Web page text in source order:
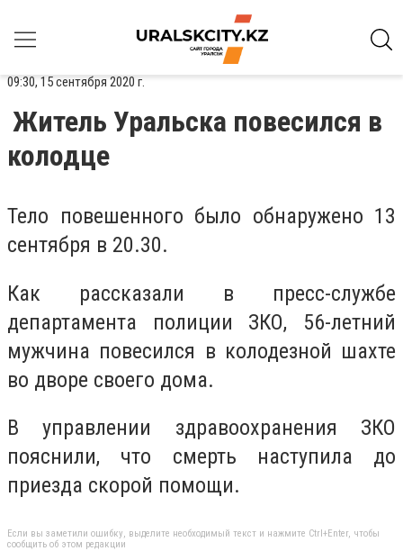
09:30, 15 сентября 2020 г.
Житель Уральска повесился в
колодце
Тело повешенного было обнаружено 13
сентября в 20.30.
Как рассказали в пресс-службе
департамента полиции ЗКО, 56-летний
мужчина повесился в колодезной шахте
во дворе своего дома.
В управлении здравоохранения ЗКО
пояснили, что смерть наступила до
приезда скорой помощи.
Если вы заметили ошибку, выделите необходимый текст и нажмите Ctrl+Enter, чтобы
сообщить об этом редакции